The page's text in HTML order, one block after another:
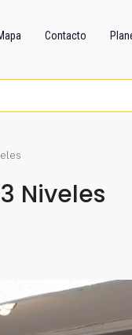
Contacto
Niveles